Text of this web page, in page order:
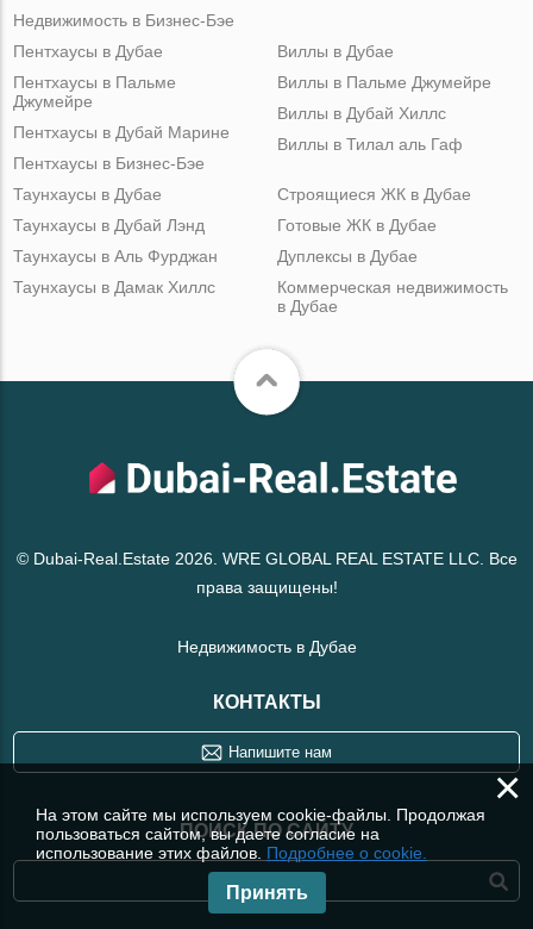
Недвижимость в Бизнес-Бэе
Пентхаусы в Дубае
Пентхаусы в Пальме
Джумейре
Пентхаусы в Дубай Марине
Пентхаусы в Бизнес-Бэе
Виллы в Дубае
Виллы в Пальме Джумейре
Виллы в Дубай Хиллс
Виллы в Тилал аль Гаф
Таунхаусы в Дубае
Таунхаусы в Дубай Лэнд
Таунхаусы в Аль Фурджан
Таунхаусы в Дамак Хиллс
Строящиеся ЖК в Дубае
Готовые ЖК в Дубае
Дуплексы в Дубае
Коммерческая недвижимость
в Дубае
© Dubai-Real.Estate 2026. WRE GLOBAL REAL ESTATE LLC. Все
права защищены!
Недвижимость в Дубае
КОНТАКТЫ
Напишите нам
ПОИСК ПО САЙТУ
×
На этом сайте мы используем cookie-файлы. Продолжая
пользоваться сайтом, вы даете согласие на
использование этих файлов. Подробнее о cookie.
Принять